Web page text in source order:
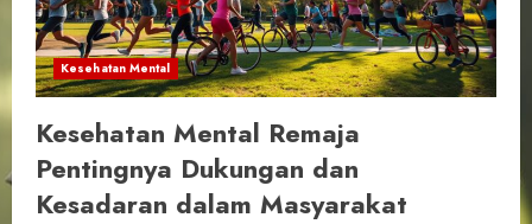
Kesehatan Mental
Kesehatan Mental Remaja
Pentingnya Dukungan dan
Kesadaran dalam Masyarakat